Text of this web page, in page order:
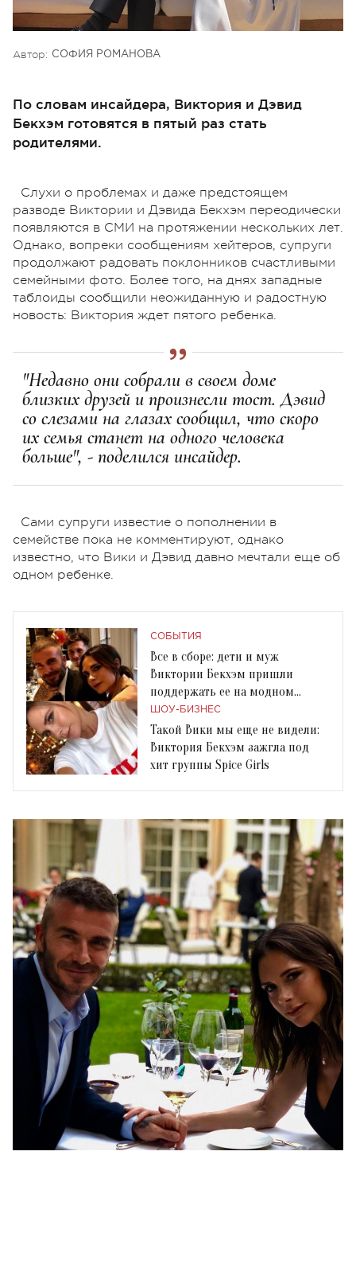
Автор: СОФИЯ РОМАНОВА
По словам инсайдера, Виктория и Дэвид
Бекхэм готовятся в пятый раз стать
родителями.
Слухи о проблемах и даже предстоящем
разводе Виктории и Дэвида Бекхэм переодически
появляются в СМИ на протяжении нескольких лет.
Однако, вопреки сообщениям хейтеров, супруги
продолжают радовать поклонников счастливыми
семейными фото. Более того, на днях западные
таблоиды сообщили неожиданную и радостную
новость: Виктория ждет пятого ребенка.
"Недавно они собрали в своем доме
близких друзей и произнесли тост. Дэвид
со слезами на глазах сообщил, что скоро
их семья станет на одного человека
больше", - поделился инсайдер.
Сами супруги известие о пополнении в
семействе пока не комментируют, однако
известно, что Вики и Дэвид давно мечтали еще об
одном ребенке.
СОБЫТИЯ
Все в сборе: дети и муж
Виктории Бекхэм пришли
поддержать ее на модном
показе
ШОУ-БИЗНЕС
Такой Вики мы еще не видели:
Виктория Бекхэм зажгла под
хит группы Spice Girls